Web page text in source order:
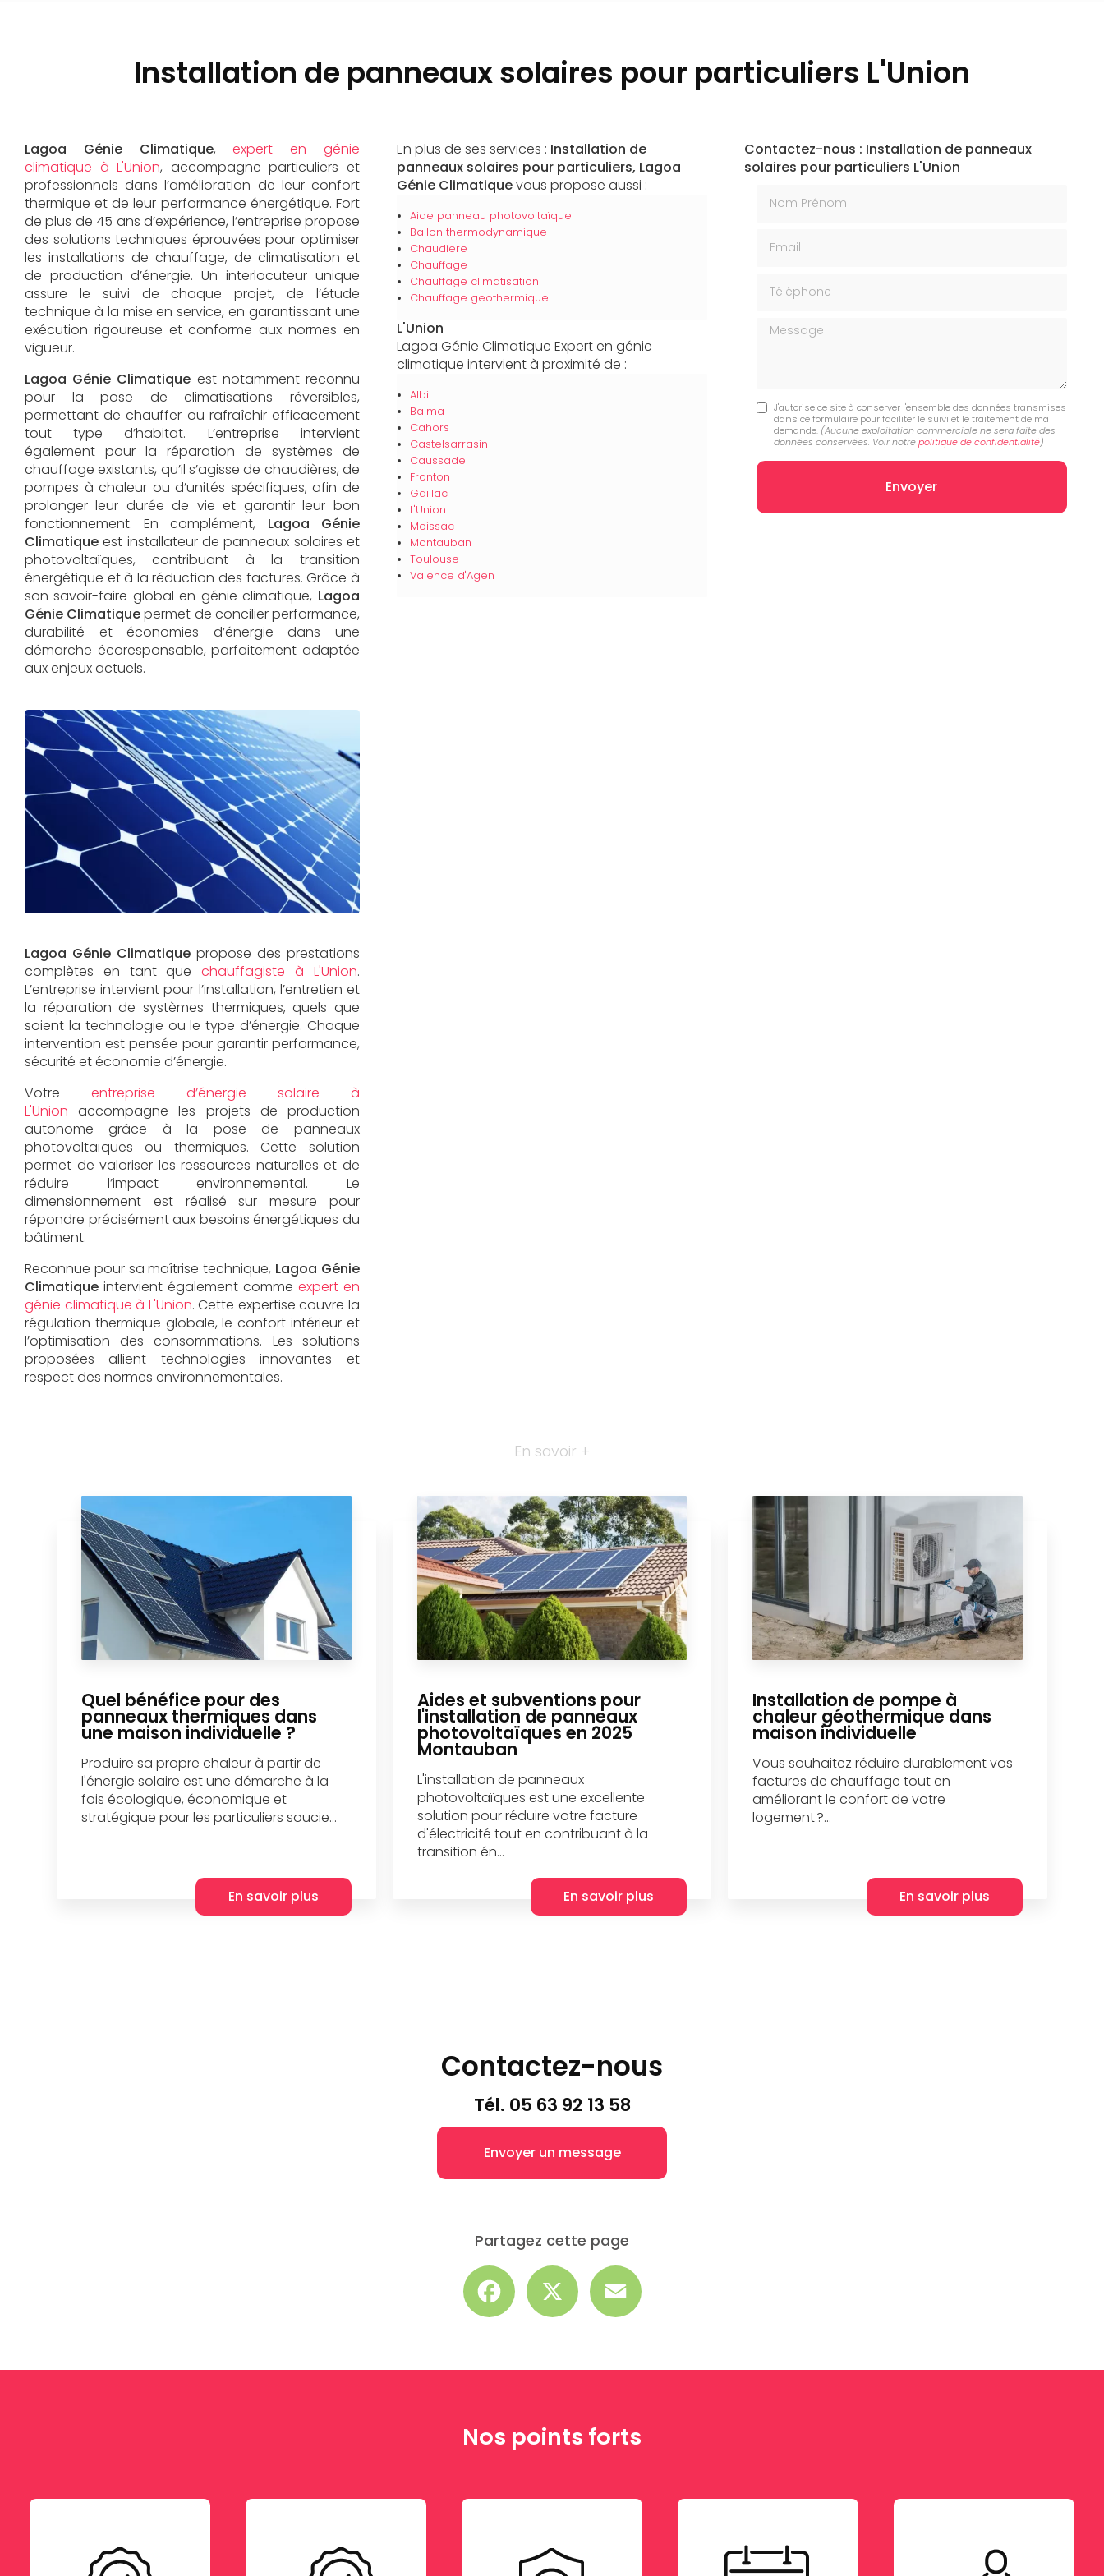
Installation de panneaux solaires pour particuliers L'Union
Lagoa Génie Climatique,expert en génie
climatique à L'Union, accompagne particuliers et
professionnels dans l’amélioration de leur confort
thermique et de leur performance énergétique. Fort
de plus de 45 ans d’expérience, l’entreprise propose
des solutions techniques éprouvées pour optimiser
les installations de chauffage, de climatisation et
de production d’énergie. Un interlocuteur unique
assure le suivi de chaque projet, de l’étude
technique à la mise en service, en garantissant une
exécution rigoureuse et conforme aux normes en
vigueur.
Lagoa Génie Climatique est notamment reconnu
pour la pose de climatisations réversibles,
permettant de chauffer ou rafraîchir efficacement
tout type d’habitat. L’entreprise intervient
également pour la réparation de systèmes de
chauffage existants, qu’il s’agisse de chaudières, de
pompes à chaleur ou d’unités spécifiques, afin de
prolonger leur durée de vie et garantir leur bon
fonctionnement. En complément, Lagoa Génie
Climatique est installateur de panneaux solaires et
photovoltaïques, contribuant à la transition
énergétique et à la réduction des factures. Grâce à
son savoir-faire global en génie climatique, Lagoa
Génie Climatiquepermet de concilier performance,
durabilité et économies d’énergie dans une
démarche écoresponsable, parfaitement adaptée
aux enjeux actuels.
Lagoa Génie Climatique propose des prestations
complètes en tant quechauffagiste à L'Union.
L’entreprise intervient pour l’installation, l’entretien et
la réparation de systèmes thermiques, quels que
soient la technologie ou le type d’énergie. Chaque
intervention est pensée pour garantir performance,
sécurité et économie d’énergie.
Votre entreprise d’énergie solaire à
L'Union accompagne les projets de production
autonome grâce à la pose de panneaux
photovoltaïques ou thermiques. Cette solution
permet de valoriser les ressources naturelles et de
réduire l’impact environnemental. Le
dimensionnement est réalisé sur mesure pour
répondre précisément aux besoins énergétiques du
bâtiment.
Reconnue pour sa maîtrise technique, Lagoa Génie
Climatique intervient également comme expert en
génie climatique à L'Union. Cette expertise couvre la
régulation thermique globale, le confort intérieur et
l’optimisation des consommations. Les solutions
proposées allient technologies innovantes et
respect des normes environnementales.
En plus de ses services : Installation de
panneaux solaires pour particuliers, Lagoa
Génie Climatiquevous propose aussi :
Aide panneau photovoltaïque
Ballon thermodynamique
Chaudiere
Chauffage
Chauffage climatisation
Chauffage geothermique
L'Union
Lagoa Génie Climatique Expert en génie
climatique intervient à proximité de :
Albi
Balma
Cahors
Castelsarrasin
Caussade
Fronton
Gaillac
L'Union
Moissac
Montauban
Toulouse
Valence d'Agen
Contactez-nous : Installation de panneaux
solaires pour particuliers L'Union
Message
J'autorise ce site à conserver l'ensemble des données transmises
dans ce formulaire pour faciliter le suivi et le traitement de ma
demande. (Aucune exploitation commerciale ne sera faite des
données conservées. Voir notrepolitique de confidentialité)
En savoir +
Quel bénéfice pour des
panneaux thermiques dans
une maison individuelle ?
Produire sa propre chaleur à partir de
l'énergie solaire est une démarche à la
fois écologique, économique et
stratégique pour les particuliers soucie...
En savoir plus
Aides et subventions pour
l'installation de panneaux
photovoltaïques en 2025
Montauban
L'installation de panneaux
photovoltaïques est une excellente
solution pour réduire votre facture
d'électricité tout en contribuant à la
transition én...
En savoir plus
Installation de pompe à
chaleur géothermique dans
maison individuelle
Vous souhaitez réduire durablement vos
factures de chauffage tout en
améliorant le confort de votre
logement ?...
En savoir plus
Contactez-nous
Tél. 05 63 92 13 58
Envoyer un message
Partagez cette page
Facebook
Nos points forts